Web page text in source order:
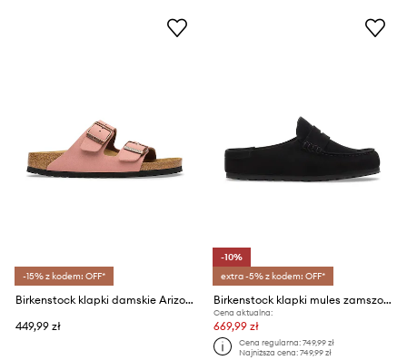
-15% z kodem: OFF*
Birkenstock klapki damskie Arizona Birkibuc
449,99 zł
-10%
extra -5% z kodem: OFF*
Birkenstock klapki mules zamszowe Naples Wrapped Suede Leather
Cena aktualna:
669,99 zł
Cena regularna:749,99 zł
Najniższa cena:749,99 zł